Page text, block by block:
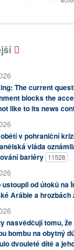
The current
blocks the
like to its news
v pohraniční
vláda
bariéry 11528
ustoupil od útoků na
Arábie a hrozbách
nasvědčují tomu,
bombu na obytný
dvouleté dítě a